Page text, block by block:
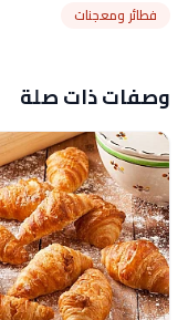
فطائر ومعجنات
وصفات ذات صلة